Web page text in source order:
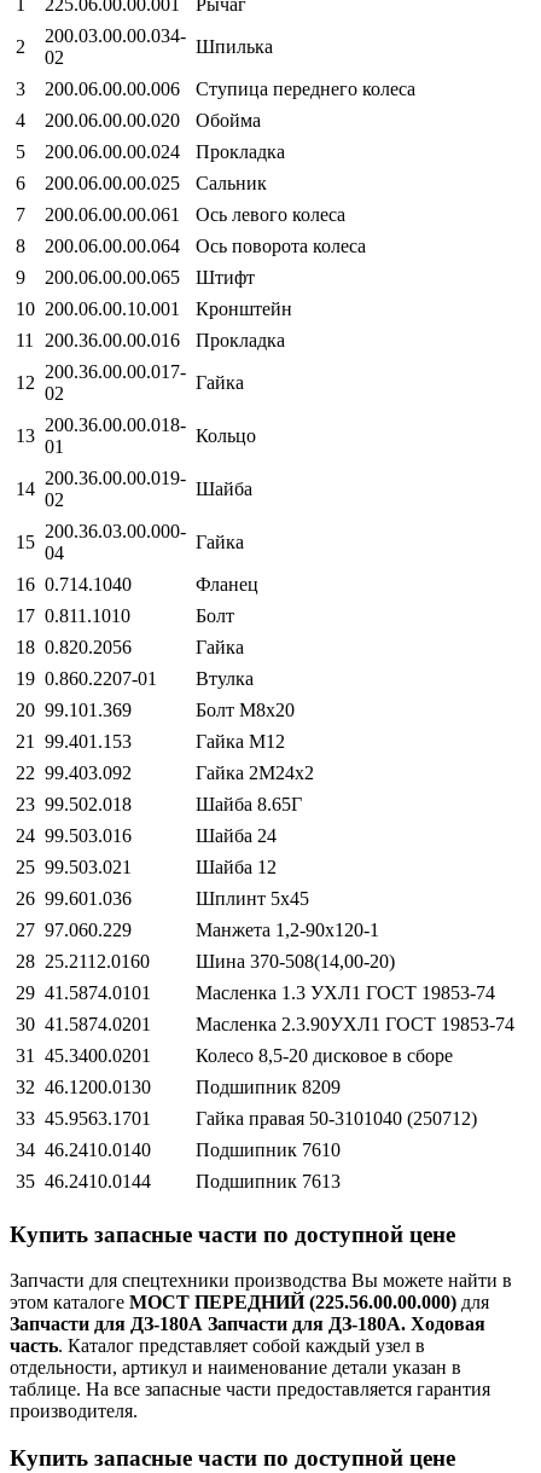
2
200.03.00.00.034-
02
Шпилька
3 200.06.00.00.006
Ступица переднего колеса
4
200.06.00.00.020
Обойма
5
200.06.00.00.024
Прокладка
6
200.06.00.00.025
Сальник
7
200.06.00.00.061
Ось левого колеса
8
200.06.00.00.064
Ось поворота колеса
9
200.06.00.00.065
Штифт
10 200.06.00.10.001
Кронштейн
11
200.36.00.00.016 Прокладка
12
200.36.00.00.017-
02
Гайка
13
200.36.00.00.018-
01
Кольцо
14
200.36.00.00.019-
02
Шайба
15
200.36.03.00.000-
04
Гайка
16 0.714.1040
Фланец
17 0.811.1010
Болт
18 0.820.2056
Гайка
19 0.860.2207-01
Втулка
20 99.101.369
Болт М8х20
21
99.401.153
Гайка М12
22 99.403.092
Гайка 2М24х2
23 99.502.018
Шайба 8.65Г
24 99.503.016
Шайба 24
25 99.503.021
Шайба 12
26 99.601.036
Шплинт 5х45
27 97.060.229
Манжета 1,2-90х120-1
28 25.2112.0160
Шина 370-508(14,00-20)
29 41.5874.0101
Масленка 1.3 УХЛ1 ГОСТ 19853-74
30 41.5874.0201
Масленка 2.3.90УХЛ1 ГОСТ 19853-74
31
45.3400.0201
Колесо 8,5-20 дисковое в сборе
32 46.1200.0130
Подшипник 8209
33 45.9563.1701
Гайка правая 50-3101040 (250712)
34 46.2410.0140
Подшипник 7610
35 46.2410.0144 Подшипник 7613
Купить запасные части по доступной цене
Запчасти для спецтехники производства Вы можете найти в
этом каталоге МОСТ ПЕРЕДНИЙ (225.56.00.00.000) для
Запчасти для ДЗ-180А Запчасти для ДЗ-180А. Ходовая
часть. Каталог представляет собой каждый узел в
отдельности, артикул и наименование детали указан в
таблице. На все запасные части предоставляется гарантия
производителя.
Купить запасные части по доступной цене